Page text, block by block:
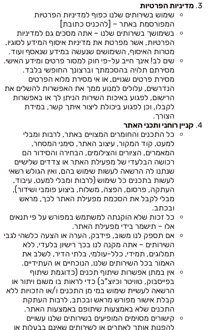
מדיניות הפרטיות
שימוש בשירותים שלנו כפוף למדיניות הפרטיות
המפורסמת באתר – [להכניס כתובת]
בשימושך בשירותים שלנו – אתה מסכים גם למדיניות
הפרטיות, אשר מפרטת את מדיניות איסוף המידע לסוגיו,
מטרות האיסוף, השימושים שנעשה במידע שנאסף ועוד.
שים לב! אינך חייב על-פי חוק למסור פרטים ומידע האישי.
מסירתם תלויה בהסכמתך וברצונך החופשי בלבד.
מסירת פרטים שגויים, או אי מסירת מלוא הפרטים
הנדרשים, עלולים למנוע ממך את האפשרות להשלים את
הרישום, לפגוע באיכות השירות הניתן לך או באפשרות
לקבלו, וכן לפגוע ביכולת ליצור איתך קשר, במידת
הצורך.
קניין רוחני ותכני האתר
כל התכנים והחומרים המצויים באתר, לרבות ומבלי
למעט, קוד המקור, עיצוב האתר, סימני המסחר,
המאמרים, הציורים והצילומים, הבחירה והסידור הם
רכושה הבלעדי של מפעילת האתר או צדדים שלישיים
שנתנו לה הרשאה לעשות שימוש בהם, ואין הגולש רשאי
לעשות בתכנים כל שימוש (לרבות ומבלי למעט, עיבוד,
העתקה, פרסום, הפצה, משלוח, ביצוע פומבי ושידור),
מבלי לקבל את הסכמת מפעילת האתר לכך, מראש
ובכתב.
כל זכות שלא הוקנתה למשתמש במפורש על פי תנאים
אלו – תישמר בידי מפעילת האתר.
אם תספק לנו משוב, פידבק, הערה או הצעה כלשהי לגבי
השירותים – אתה מקנה לנו בכך רישיון בלעדי, ללא
תמלוגים, תמידי, כלל-עולמי, בלתי הדיר, לשלב את
האמור בכל השירותים שלנו, הנוכחיים או העתידיים.
אין במתן אפשרות שיתוף תכנים (כדוגמת שיתוף
בפייסבוק, טוויטר וכיוצ"ב) כדי לראות בו משום ויתור או
הרשאה לעשיית שימוש במי מן התכנים ו/או הזכויות ללא
קבלת אישור מפורש מראש ובכתב, לרבות העתקת
התכנים שלא באמצעות שיתופם באמצעות האתר.
קישורים מסוימים המופיעים בשירותים שלנו עשויים
להפנות אותך לאתרים או לשירותים שאינם בבעלות או